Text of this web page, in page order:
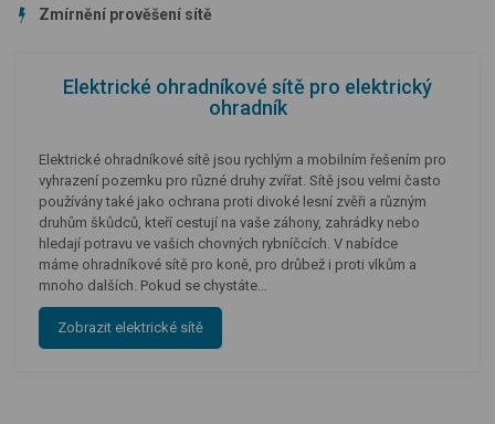
Zmírnění prověšení sítě
Elektrické ohradníkové sítě pro elektrický
ohradník
Elektrické ohradníkové sítě jsou rychlým a mobilním řešením pro
vyhrazení pozemku pro různé druhy zvířat. Sítě jsou velmi často
používány také jako ochrana proti divoké lesní zvěři a různým
druhům škůdců, kteří cestují na vaše záhony, zahrádky nebo
hledají potravu ve vašich chovných rybníčcích. V nabídce
máme ohradníkové sítě pro koně, pro drůbež i proti vlkům a
mnoho dalších. Pokud se chystáte…
Zobrazit elektrické sítě